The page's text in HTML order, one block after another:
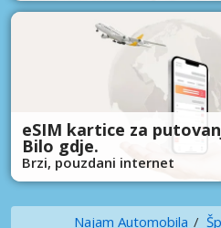
eSIM kartice za
Bilo gdje.
Brzi, pouzdani internet
Najam Automobila